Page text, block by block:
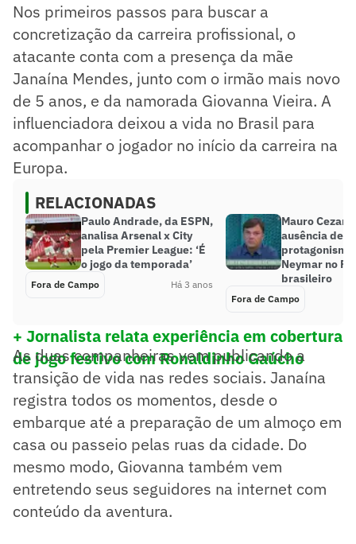
Nos primeiros passos para buscar a
concretização da carreira profissional, o
atacante conta com a presença da mãe
Janaína Mendes, junto com o irmão mais novo
de 5 anos, e da namorada Giovanna Vieira. A
influenciadora deixou a vida no Brasil para
acompanhar o jogador no início da carreira na
Europa.
RELACIONADAS
Paulo Andrade, da ESPN,
analisa Arsenal x City
pela Premier League: ‘É
o jogo da temporada’
Fora de Campo Há 3 anos
Mauro Cezar
ausência de
Neymar no
brasileiro
Fora de Campo
+ Jornalista relata experiência em cobertura
de jogo festivo com Ronaldinho Gaúcho
As duas companheiras vem publicando a
transição de vida nas redes sociais. Janaína
registra todos os momentos, desde o
embarque até a preparação de um almoço em
casa ou passeio pelas ruas da cidade. Do
mesmo modo, Giovanna também vem
entretendo seus seguidores na internet com
conteúdo da aventura.